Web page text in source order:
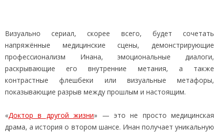
Визуально сериал, скорее всего, будет сочетать
напряжённые медицинские сцены, демонстрирующие
профессионализм Инана, эмоциональные диалоги,
раскрывающие его внутренние метания, а также
контрастные флешбеки или визуальные метафоры,
показывающие разрыв между прошлым и настоящим.
«Доктор в другой жизни» — это не просто медицинская
драма, а история о втором шансе. Инан получает уникальную